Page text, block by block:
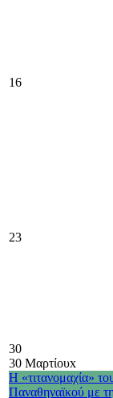
16
23
30
30 Μαρτίουx
Η «τιτανομαχία»
Παναθηναϊκού με